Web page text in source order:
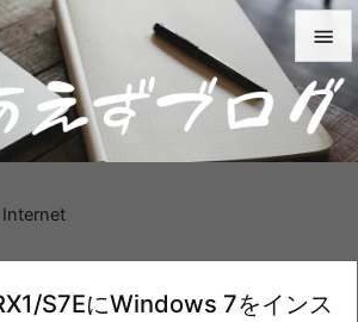


メニュ

次へ
Internet
S7EにWindows 7をインス